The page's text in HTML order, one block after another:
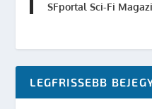
SFportal Sci-Fi
LEGFRISSEBB